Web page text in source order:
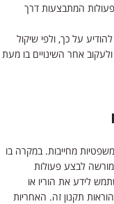
המתבצעות דרך
על כך, ולפי שיקול
אחר השינויים בו מעת
מחייבות. במקרה בו
מתחת לגיל 18), או שאינו מורשה לבצע פעולות
לידע את הוריו או
תקנון זה. האחריות